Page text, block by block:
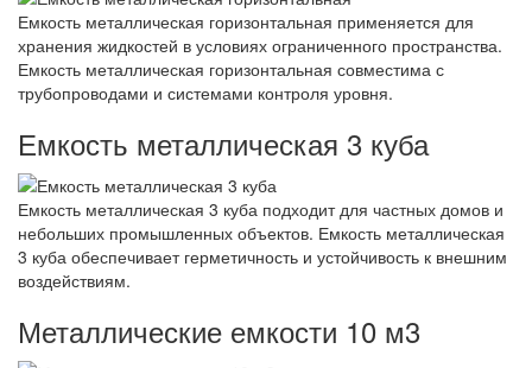
Емкость металлическая горизонтальная применяется для
хранения жидкостей в условиях ограниченного пространства.
Емкость металлическая горизонтальная совместима с
трубопроводами и системами контроля уровня.
Емкость металлическая 3 куба
Емкость металлическая 3 куба подходит для частных домов и
небольших промышленных объектов. Емкость металлическая
3 куба обеспечивает герметичность и устойчивость к внешним
воздействиям.
Металлические емкости 10 м3